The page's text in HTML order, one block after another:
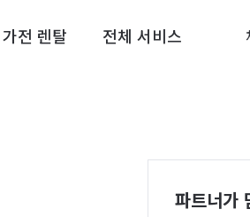
가전 렌탈 전체 서비스
파트너가